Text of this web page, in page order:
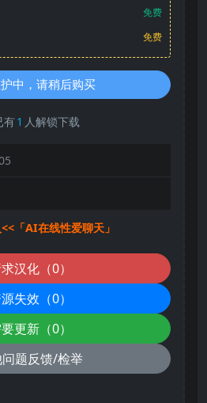
免费
免费
中，请稍后购买
有1 人解锁下载
「AI在线性爱聊天」
汉化（0）
失效（0）
更新（0）
题反馈/检举